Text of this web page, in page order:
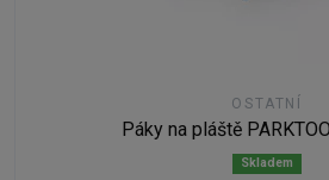
OSTATNÍ
Páky na pláště
Skladem